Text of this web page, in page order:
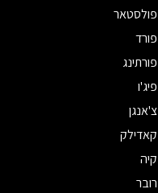
פולסטאר
פורד
פורתינג
פיג'ו
צ'אנגן
קאדילק
קיה
רובר